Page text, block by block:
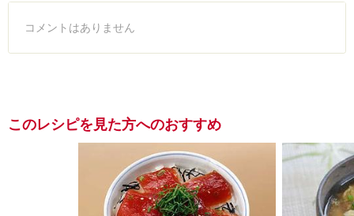
コメントはありません
このレシピを見た方へのおすすめ